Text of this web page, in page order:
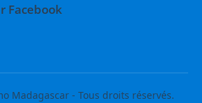
Facebook
Madagascar - Tous droits réservés.